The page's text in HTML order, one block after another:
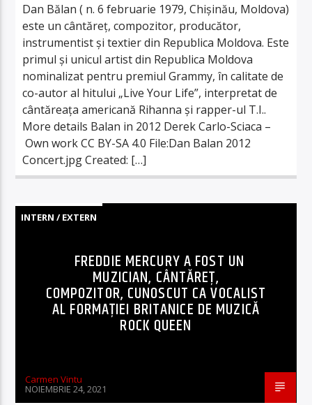
Dan Bălan ( n. 6 februarie 1979, Chișinău, Moldova)
este un cântăreț, compozitor, producător,
instrumentist și textier din Republica Moldova. Este
primul și unicul artist din Republica Moldova
nominalizat pentru premiul Grammy, în calitate de
co-autor al hitului „Live Your Life”, interpretat de
cântăreața americană Rihanna și rapper-ul T.I..
More details Balan in 2012 Derek Carlo-Sciaca –
Own work CC BY-SA 4.0 File:Dan Balan 2012
Concert.jpg Created: […]
INTERN / EXTERN
FREDDIE MERCURY A FOST UN
MUZICIAN, CÂNTĂREȚ,
COMPOZITOR, CUNOSCUT CA VOCALIST
AL FORMAȚIEI BRITANICE DE MUZICĂ
ROCK QUEEN
Carmen Vintu
NOIEMBRIE 24, 2021